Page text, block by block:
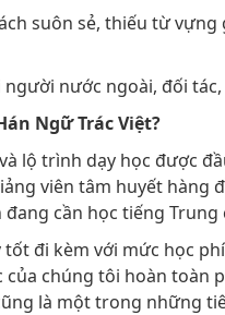
suôn sẻ, thiếu từ
nước ngoài, đối
Ngữ Trác Việt?
lộ trình dạy học được
viên tâm huyết hàng
cần học tiếng Trung
đi kèm với mức học
chúng tôi hoàn toàn
là một trong những